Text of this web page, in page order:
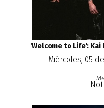
'Welcome to Life':
Miércoles, 05